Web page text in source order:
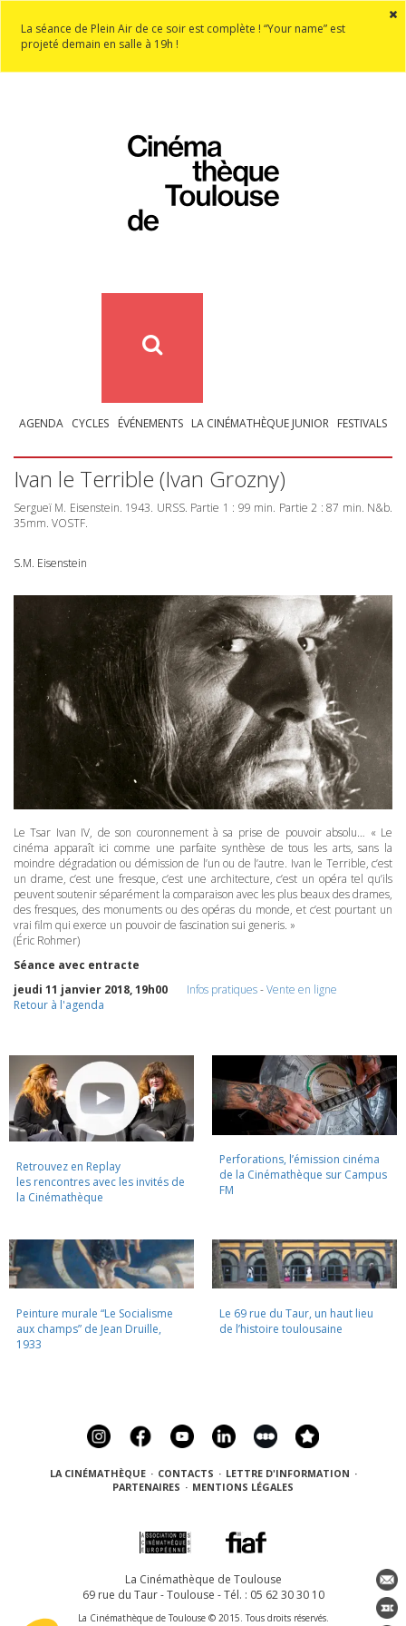
La séance de Plein Air de ce soir est complète ! “Your name” est
projeté demain en salle à 19h !
AGENDA CYCLES ÉVÉNEMENTS LA CINÉMATHÈQUE JUNIOR FESTIVALS
Ivan le Terrible (Ivan Grozny)
Sergueï M. Eisenstein. 1943. URSS. Partie 1 : 99 min. Partie 2 : 87 min. N&b.
35mm. VOSTF.
S.M. Eisenstein
Le Tsar Ivan IV, de son couronnement à sa prise de pouvoir absolu… « Le
cinéma apparaît ici comme une parfaite synthèse de tous les arts, sans la
moindre dégradation ou démission de l’un ou de l’autre. Ivan le Terrible, c’est
un drame, c’est une fresque, c’est une architecture, c’est un opéra tel qu’ils
peuvent soutenir séparément la comparaison avec les plus beaux des drames,
des fresques, des monuments ou des opéras du monde, et c’est pourtant un
vrai film qui exerce un pouvoir de fascination sui generis. »
(Éric Rohmer)
Séance avec entracte
jeudi 11 janvier 2018, 19h00
Infos pratiques-Vente en ligne
Retour à l'agenda
Retrouvez en Replay
les rencontres avec les invités de
la Cinémathèque
Perforations, l’émission cinéma
de la Cinémathèque sur Campus
FM
Peinture murale “Le Socialisme
aux champs” de Jean Druille,
1933
Le 69 rue du Taur, un haut lieu
de l’histoire toulousaine
LA CINÉMATHÈQUE · CONTACTS · LETTRE D'INFORMATION ·
PARTENAIRES · MENTIONS LÉGALES
La Cinémathèque de Toulouse
69 rue du Taur - Toulouse - Tél. : 05 62 30 30 10
La Cinémathèque de Toulouse © 2015. Tous droits réservés.